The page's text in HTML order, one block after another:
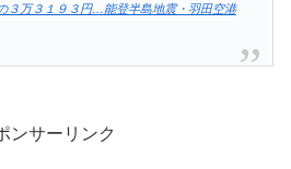
３万３１９３円…能登半島地震・羽田空港
ンサーリンク